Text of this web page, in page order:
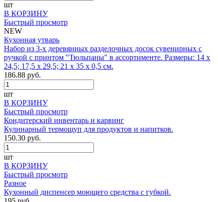
шт
В КОРЗИНУ
Быстрый просмотр
NEW
Кухонная утварь
Набор из 3-х деревянных разделочных досок сувенирных с
ручкой с принтом "Тюльпаны" в ассортименте. Размеры: 14 х
24,5; 17,5 х 29,5; 21 х 35 х 0,5 см.
186.88 руб.
шт
В КОРЗИНУ
Быстрый просмотр
Кондитерский инвентарь и карвинг
Кулинарный термощуп для продуктов и напитков.
150.30 руб.
шт
В КОРЗИНУ
Быстрый просмотр
Разное
Кухонный диспенсер моющего средства с губкой.